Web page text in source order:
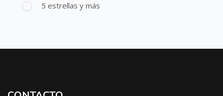
5 estrellas y más